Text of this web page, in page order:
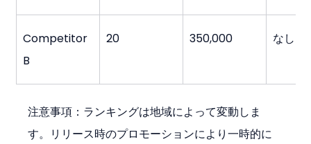
Competitor
B
20 350,000 なし
注意事項：ランキングは地域によって変動しま
す。リリース時のプロモーションにより一時的に